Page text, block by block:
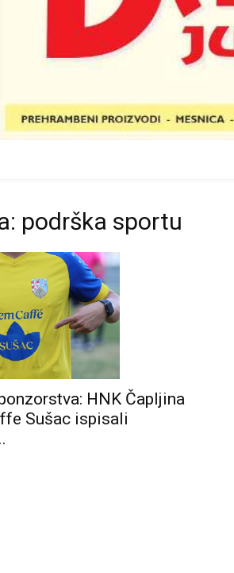
podrška sportu
HNK Čapljina
Sušac ispisali